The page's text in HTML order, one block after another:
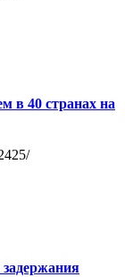
в 40 странах на